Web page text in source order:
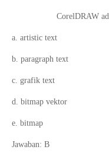
CorelDRAW
a. artistic text
b. paragraph text
c. grafik text
d. bitmap vektor
e. bitmap
Jawaban: B